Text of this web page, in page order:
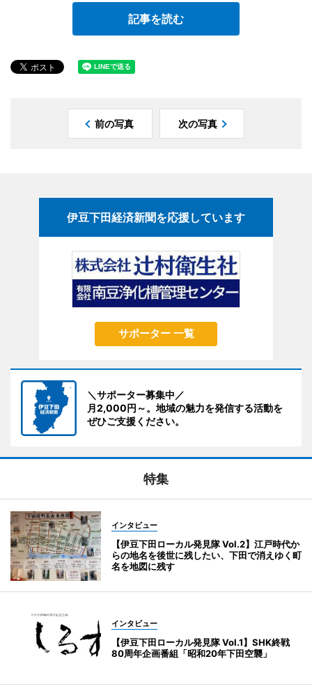
記事を読む
前の写真 次の写真
伊豆下田経済新聞を応援しています
サポーター 一覧
＼サポーター募集中／
月2,000円～。地域の魅力を発信する活動を
ぜひご支援ください。
特集
インタビュー
【伊豆下田ローカル発見隊 Vol.2】江戸時代か
らの地名を後世に残したい、下田で消えゆく町
名を地図に残す
インタビュー
【伊豆下田ローカル発見隊 Vol.1】SHK終戦
80周年企画番組「昭和20年下田空襲」